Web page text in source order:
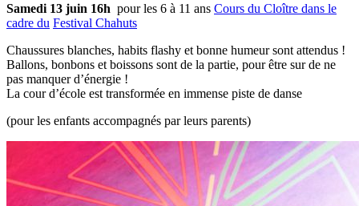
Samedi 13 juin 16h pour les 6 à 11 ans Cours du Cloître dans le
cadre du Festival Chahuts
Chaussures blanches, habits flashy et bonne humeur sont attendus !
Ballons, bonbons et boissons sont de la partie, pour être sur de ne
pas manquer d’énergie !
La cour d’école est transformée en immense piste de danse
(pour les enfants accompagnés par leurs parents)